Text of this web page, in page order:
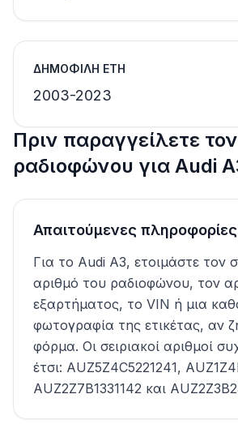
ΔΗΜΟΦΙΛΉ ΈΤΗ
2003-2023
Πριν παραγγείλετε
ραδιοφώνου για Audi
Απαιτούμενες πληροφορίες
Για το Audi A3, ετοιμάστε τον
αριθμό του ραδιοφώνου, τον
εξαρτήματος, το VIN ή μια
φωτογραφία της ετικέτας, αν
φόρμα. Οι σειριακοί αριθμοί
έτσι: AUZ5Z4C5221241,
AUZ2Z7B1331142 και